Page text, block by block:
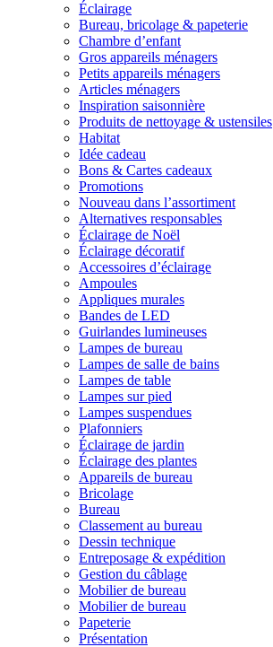
Éclairage
Bureau, bricolage & papeterie
Chambre d’enfant
Gros appareils ménagers
Petits appareils ménagers
Articles ménagers
Inspiration saisonnière
Produits de nettoyage & ustensiles
Habitat
Idée cadeau
Bons & Cartes cadeaux
Promotions
Nouveau dans l’assortiment
Alternatives responsables
Éclairage de Noël
Éclairage décoratif
Accessoires d’éclairage
Ampoules
Appliques murales
Bandes de LED
Guirlandes lumineuses
Lampes de bureau
Lampes de salle de bains
Lampes de table
Lampes sur pied
Lampes suspendues
Plafonniers
Éclairage de jardin
Éclairage des plantes
Appareils de bureau
Bricolage
Bureau
Classement au bureau
Dessin technique
Entreposage & expédition
Gestion du câblage
Mobilier de bureau
Mobilier de bureau
Papeterie
Présentation